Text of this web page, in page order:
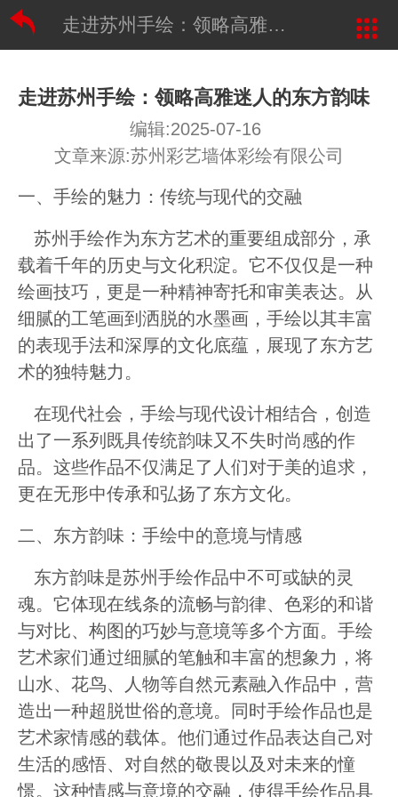
走进苏州手绘：领略高雅迷人的东方韵味
走进苏州手绘：领略高雅迷人的东方韵味
编辑:2025-07-16
文章来源:苏州彩艺墙体彩绘有限公司
一、手绘的魅力：传统与现代的交融
苏州手绘作为东方艺术的重要组成部分，承
载着千年的历史与文化积淀。它不仅仅是一种
绘画技巧，更是一种精神寄托和审美表达。从
细腻的工笔画到洒脱的水墨画，手绘以其丰富
的表现手法和深厚的文化底蕴，展现了东方艺
术的独特魅力。
在现代社会，手绘与现代设计相结合，创造
出了一系列既具传统韵味又不失时尚感的作
品。这些作品不仅满足了人们对于美的追求，
更在无形中传承和弘扬了东方文化。
二、东方韵味：手绘中的意境与情感
东方韵味是苏州手绘作品中不可或缺的灵
魂。它体现在线条的流畅与韵律、色彩的和谐
与对比、构图的巧妙与意境等多个方面。手绘
艺术家们通过细腻的笔触和丰富的想象力，将
山水、花鸟、人物等自然元素融入作品中，营
造出一种超脱世俗的意境。同时手绘作品也是
艺术家情感的载体。他们通过作品表达自己对
生活的感悟、对自然的敬畏以及对未来的憧
憬。这种情感与意境的交融，使得手绘作品具